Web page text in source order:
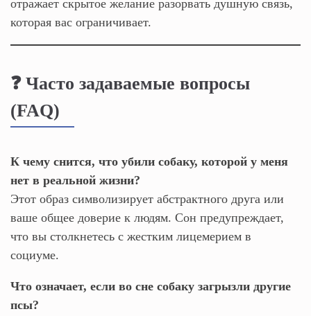
отражает скрытое желание разорвать душную связь,
которая вас ограничивает.
❓ Часто задаваемые вопросы
(FAQ)
К чему снится, что убили собаку, которой у меня
нет в реальной жизни?
Этот образ символизирует абстрактного друга или
ваше общее доверие к людям. Сон предупреждает,
что вы столкнетесь с жестким лицемерием в
социуме.
Что означает, если во сне собаку загрызли другие
псы?